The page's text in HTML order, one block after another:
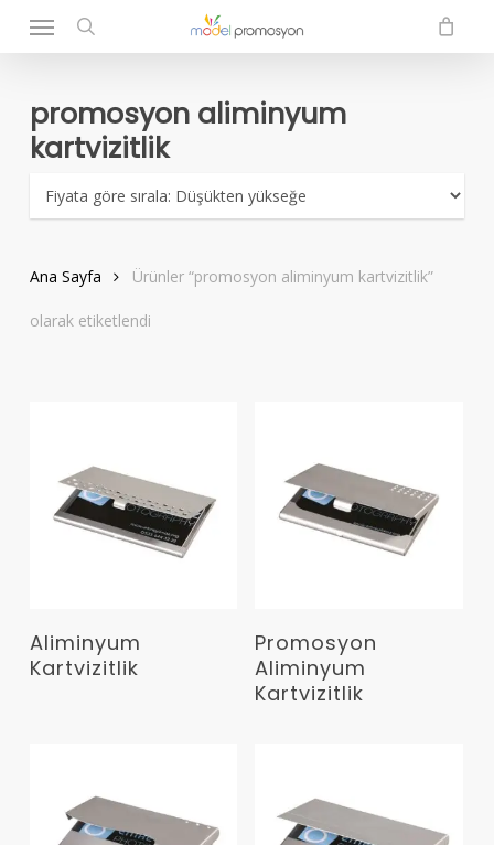
search
Menu
promosyon aliminyum
kartvizitlik
Ana Sayfa Ürünler “promosyon aliminyum kartvizitlik”
olarak etiketlendi
Devamını Oku
Aliminyum
Kartvizitlik
Promosyon
Aliminyum
Kartvizitlik